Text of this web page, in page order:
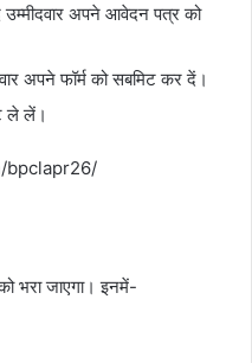
उम्मीदवार अपने आवेदन पत्र को
अपने फॉर्म को सबमिट कर दें।
ले लें।
bpclapr26/
भरा जाएगा। इनमें-